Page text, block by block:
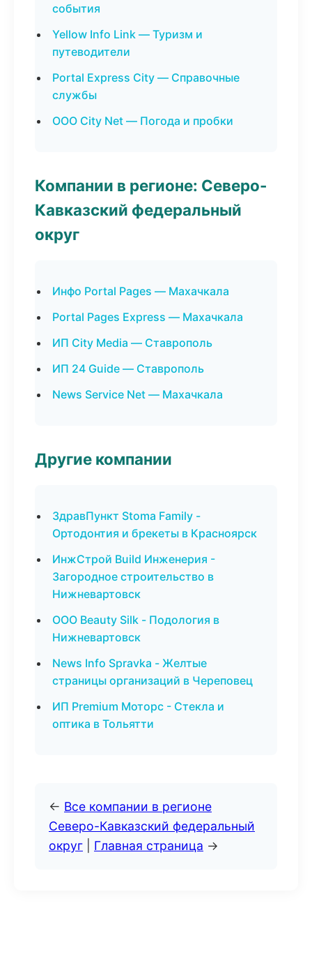
события
Yellow Info Link — Туризм и
путеводители
Portal Express City — Справочные
службы
ООО City Net — Погода и пробки
Компании в регионе: Северо-
Кавказский федеральный
округ
Инфо Portal Pages — Махачкала
Portal Pages Express — Махачкала
ИП City Media — Ставрополь
ИП 24 Guide — Ставрополь
News Service Net — Махачкала
Другие компании
ЗдравПункт Stoma Family -
Ортодонтия и брекеты в Красноярск
ИнжСтрой Build Инженерия -
Загородное строительство в
Нижневартовск
ООО Beauty Silk - Подология в
Нижневартовск
News Info Spravka - Желтые
страницы организаций в Череповец
ИП Premium Моторс - Стекла и
оптика в Тольятти
← Все компании в регионе
Северо-Кавказский федеральный
округ
Главная страница →